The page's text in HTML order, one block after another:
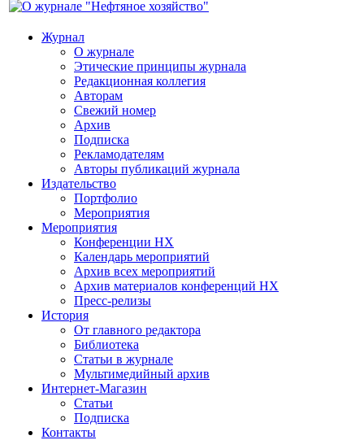
Журнал
О журнале
Этические принципы журнала
Редакционная коллегия
Авторам
Свежий номер
Архив
Подписка
Рекламодателям
Авторы публикаций журнала
Издательство
Портфолио
Мероприятия
Мероприятия
Конференции НХ
Календарь мероприятий
Архив всех мероприятий
Архив материалов конференций НХ
Пресс-релизы
История
От главного редактора
Библиотека
Статьи в журнале
Мультимедийный архив
Интернет-Магазин
Статьи
Подписка
Контакты